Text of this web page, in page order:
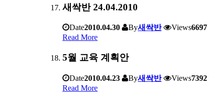
새싹반 24.04.2010
Date2010.04.30 By새싹반 Views6697
Read More
5월 교육 계획안
Date2010.04.23 By새싹반 Views7392
Read More